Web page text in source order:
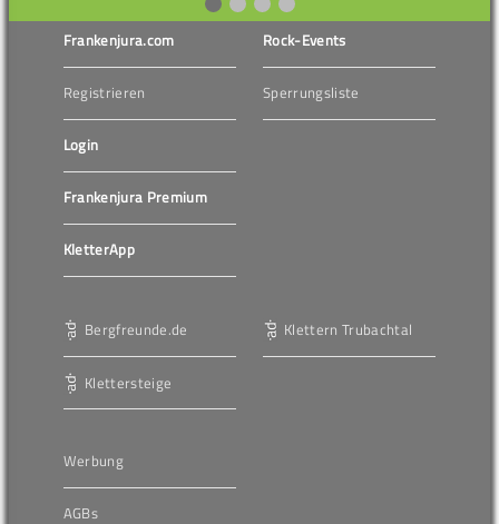
Frankenjura.com
Registrieren
Login
Frankenjura Premium
KletterApp
Rock-Events
Sperrungsliste
Bergfreunde.de
Klettersteige
Klettern Trubachtal
Werbung
AGBs